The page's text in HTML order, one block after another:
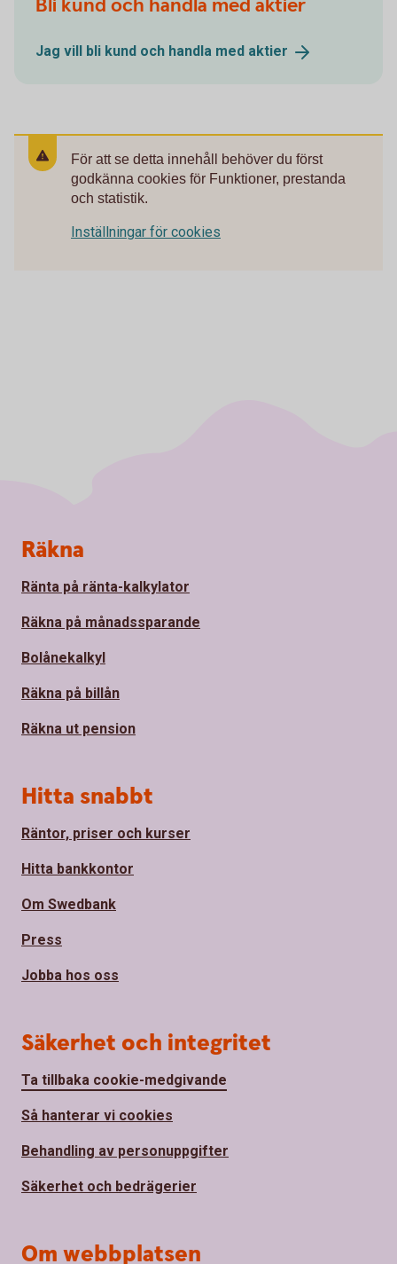
Bli kund och handla med aktier
Jag vill bli kund och handla med aktier
För att se detta innehåll behöver du först
godkänna cookies för Funktioner, prestanda
och statistik.
Inställningar för cookies
Sidfot
Räkna
Ränta på ränta-kalkylator
Räkna på månadssparande
Bolånekalkyl
Räkna på billån
Räkna ut pension
Hitta snabbt
Räntor, priser och kurser
Hitta bankkontor
Om Swedbank
Press
Jobba hos oss
Säkerhet och integritet
Ta tillbaka cookie-medgivande
Så hanterar vi cookies
Behandling av personuppgifter
Säkerhet och bedrägerier
Om webbplatsen